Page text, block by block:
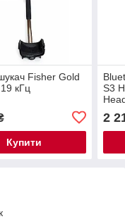
Fisher Gold
кГц
Купити
S3
2